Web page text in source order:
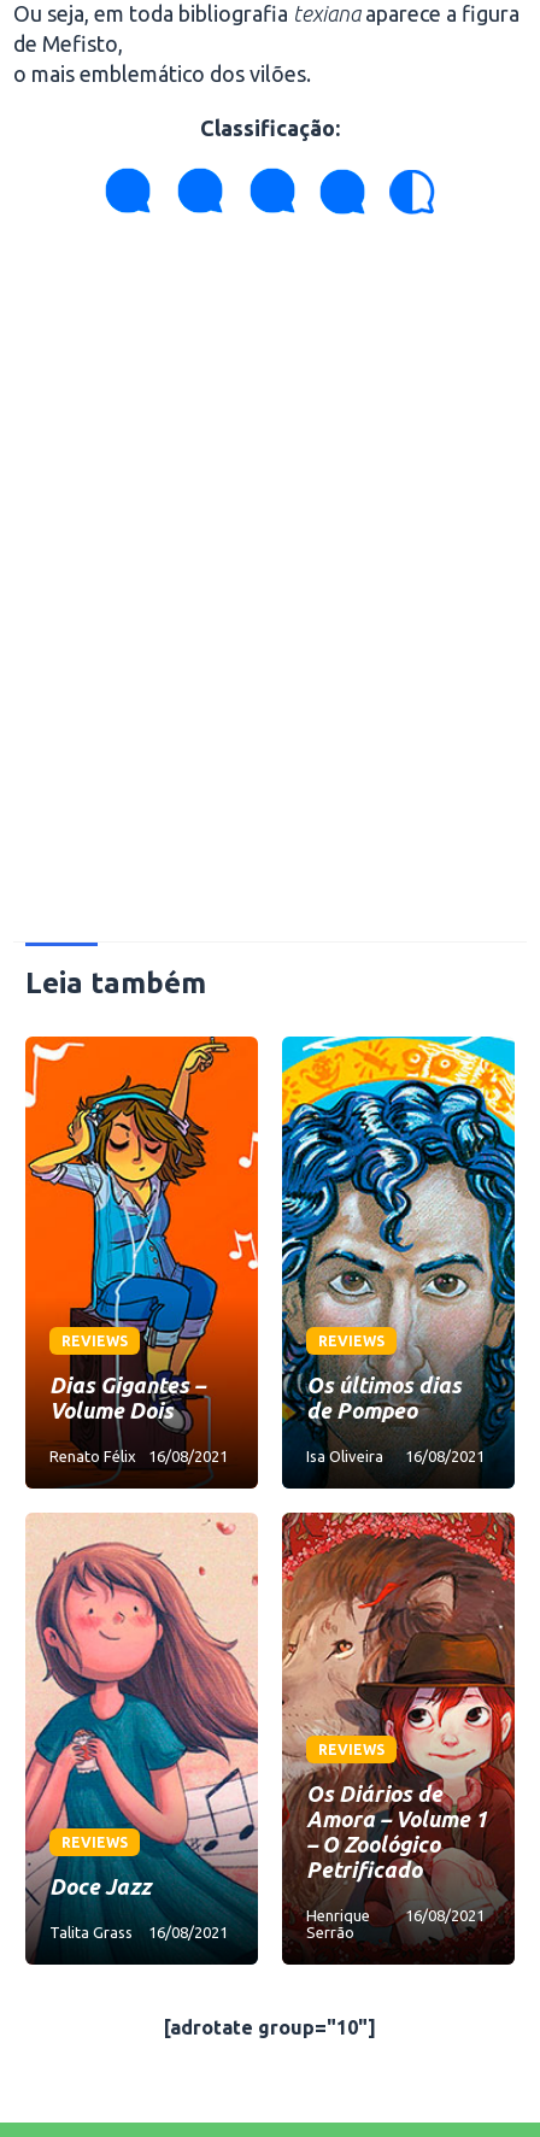
Ou seja, em toda bibliografia texianaaparece a figura
de Mefisto,
o mais emblemático dos vilões.
Classificação:
Leia também
REVIEWS
Dias Gigantes –
Volume Dois
Renato Félix 16/08/2021
REVIEWS
Os últimos dias
de Pompeo
Isa Oliveira 16/08/2021
REVIEWS
Doce Jazz
Talita Grass 16/08/2021
REVIEWS
Os Diários de
Amora – Volume 1
– O Zoológico
Petrificado
Henrique
Serrão
16/08/2021
[adrotate group="10"]